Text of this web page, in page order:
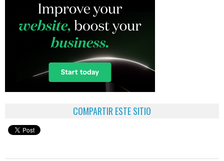
COMPARTIR ESTE SITIO